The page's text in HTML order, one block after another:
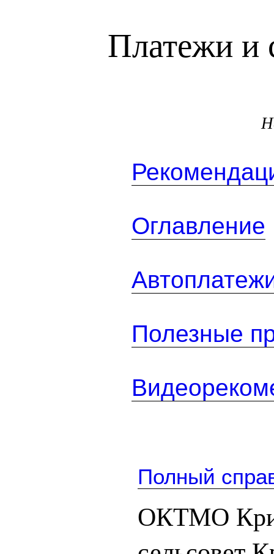
Платежи и
Оглавление
Полезные
Полный
ОКТМО